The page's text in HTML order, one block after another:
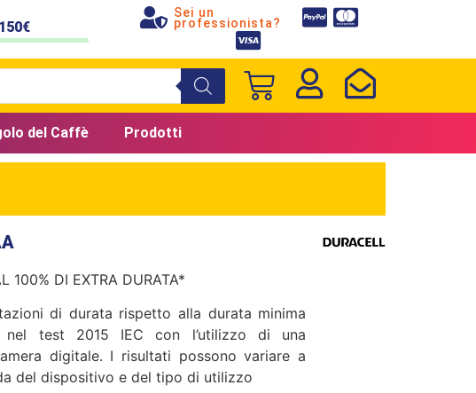
150€
Sei un
professionista?
del Caffè Prodotti
100% DI EXTRA DURATA*
di durata rispetto alla durata minima
nel test 2015 IEC con l’utilizzo di una
digitale. I risultati possono variare a
del dispositivo e del tipo di utilizzo